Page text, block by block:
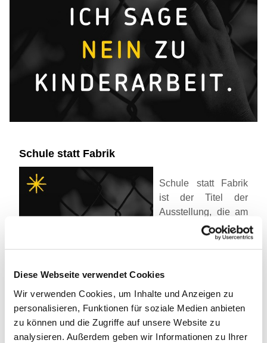
Diese Webseite verwendet Cookies
Wir verwenden Cookies, um Inhalte und Anzeigen zu
personalisieren, Funktionen für soziale Medien anbieten
zu können und die Zugriffe auf unsere Website zu
analysieren. Außerdem geben wir Informationen zu Ihrer
Schule statt Fabrik
Schule statt Fabrik
ist der Titel der
Ausstellung, die am
kommenden
Sonnabend (6.12.) in
diesjährigen
Weihnachtsmarktes
zu sehen sein wird.